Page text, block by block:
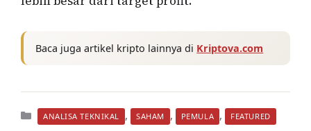
Baca juga artikel kripto lainnya di Kriptova.com
Kategori
ANALISA TEKNIKAL , SAHAM , PEMULA , FEATURED